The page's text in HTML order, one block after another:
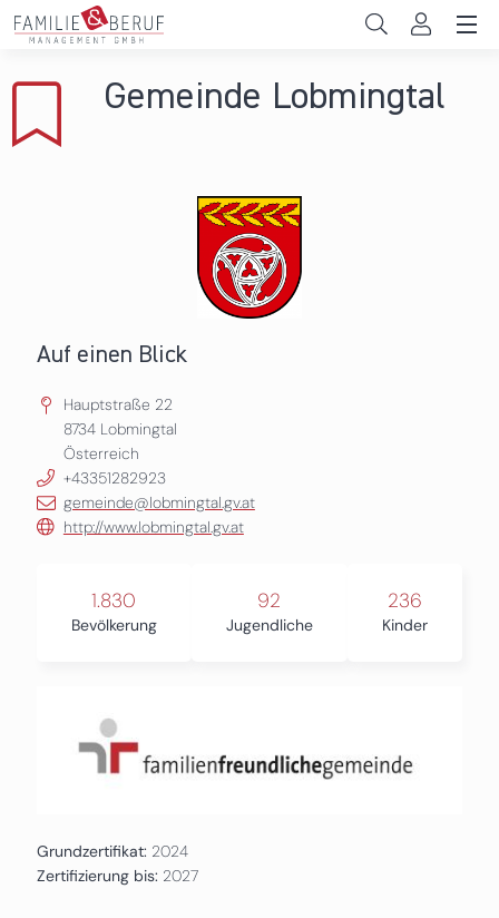
Direkt zum Inhalt
Gemeinden
Gemeinde Lobmingtal
Auf einen Blick
Hauptstraße 22
8734 Lobmingtal
Österreich
+43351282923
gemeinde@lobmingtal.gv.at
http://www.lobmingtal.gv.at
1.830
Bevölkerung
92
Jugendliche
236
Kinder
Grundzertifikat: 2024
Zertifizierung bis: 2027